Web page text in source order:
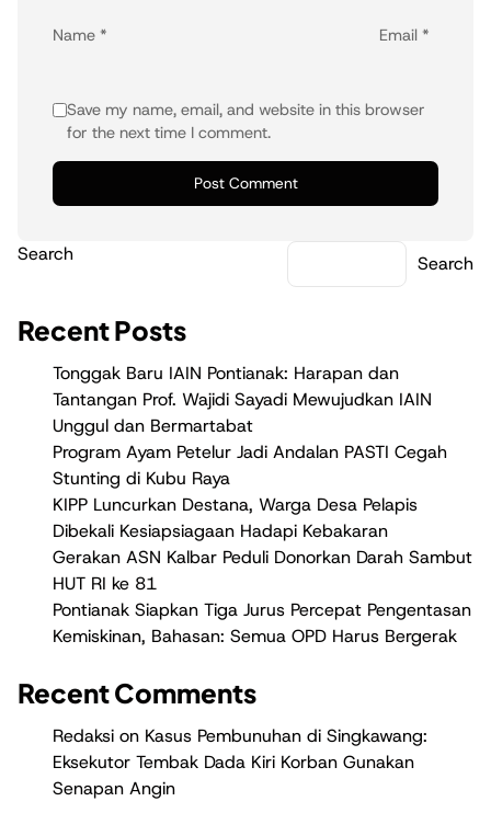
Name * Email *
Save my name, email, and website in this browser
for the next time I comment.
Search Search
Recent Posts
Tonggak Baru IAIN Pontianak: Harapan dan
Tantangan Prof. Wajidi Sayadi Mewujudkan IAIN
Unggul dan Bermartabat
Program Ayam Petelur Jadi Andalan PASTI Cegah
Stunting di Kubu Raya
KIPP Luncurkan Destana, Warga Desa Pelapis
Dibekali Kesiapsiagaan Hadapi Kebakaran
Gerakan ASN Kalbar Peduli Donorkan Darah Sambut
HUT RI ke 81
Pontianak Siapkan Tiga Jurus Percepat Pengentasan
Kemiskinan, Bahasan: Semua OPD Harus Bergerak
Recent Comments
Redaksi on Kasus Pembunuhan di Singkawang:
Eksekutor Tembak Dada Kiri Korban Gunakan
Senapan Angin